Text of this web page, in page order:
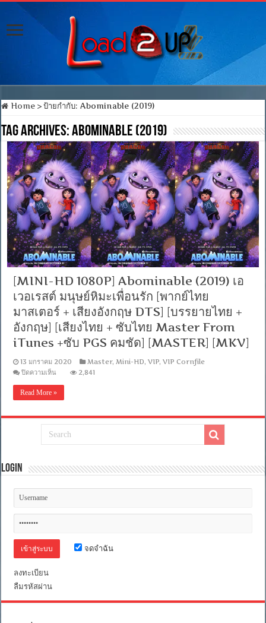
Home > ป้ายกำกับ:Abominable (2019)
Tag Archives:Abominable (2019)
[MINI-HD 1080P] Abominable (2019) เอ
เวอเรสต์ มนุษย์หิมะเพื่อนรัก [พากย์ไทย
มาสเตอร์ + เสียงอังกฤษ DTS] [บรรยายไทย +
อังกฤษ] [เสียงไทย + ซับไทย Master From
iTunes +ซับ PGS คมชัด] [MASTER] [MKV]
13 มกราคม 2020 Master, Mini-HD,VIP,VIP Cornfile
ปิดความเห็น
1080P]
(2019)
เวอเรสต์
เพื่อน
[พากย์
อังกฤษ
[บรรยาย
2,841
Read More »
Login
จดจำฉัน
ลงทะเบียน
ลืมรหัสผ่าน